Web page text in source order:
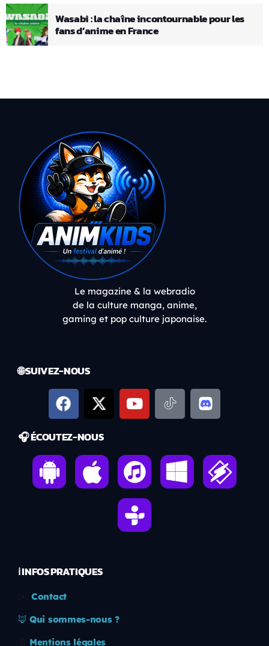
Wasabi : la chaîne incontournable pour les
fans d’anime en France
Le magazine & la webradio
de la culture manga, anime,
gaming et pop culture japonaise.
🌐 SUIVEZ-NOUS
🎧 ÉCOUTEZ-NOUS
ℹ️ INFOS PRATIQUES
Contact
🦊 Qui sommes-nous ?
Mentions légales